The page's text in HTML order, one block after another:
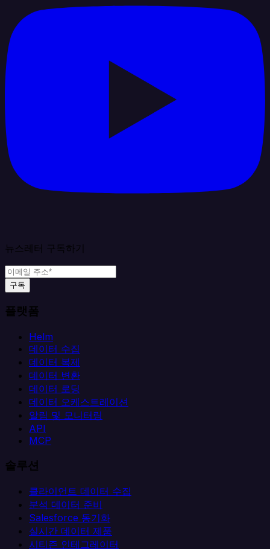
뉴스레터 구독하기
구독
플랫폼
Helm
데이터 수집
데이터 복제
데이터 변환
데이터 로딩
데이터 오케스트레이션
알림 및 모니터링
API
MCP
솔루션
클라이언트 데이터 수집
분석 데이터 준비
Salesforce 동기화
실시간 데이터 제품
시티즌 인테그레이터